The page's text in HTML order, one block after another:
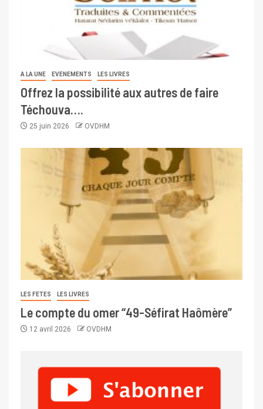
A LA UNE EVENEMENTS LES LIVRES
Offrez la possibilité aux autres de faire
Téchouva….
25 juin 2026 OVDHM
LES FETES LES LIVRES
Le compte du omer “49-Séfirat Haômère”
12 avril 2026 OVDHM